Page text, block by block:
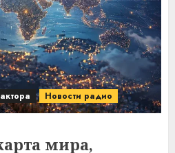
Новости радио
мира,